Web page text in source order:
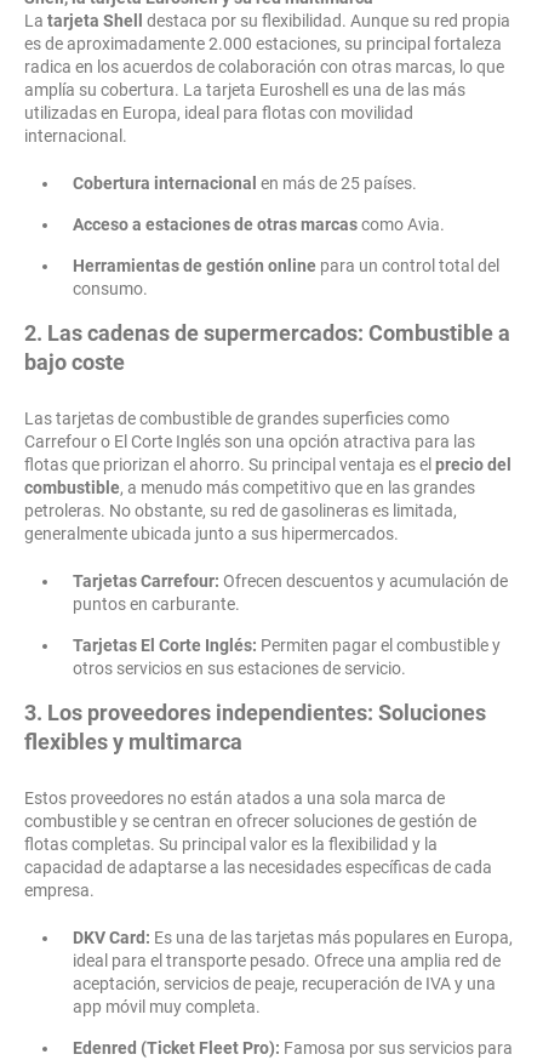
La tarjeta Shell
destaca por su flexibilidad. Aunque su red propia
es de aproximadamente 2.000 estaciones, su principal fortaleza
radica en los acuerdos de colaboración con otras marcas, lo que
amplía su cobertura. La tarjeta Euroshell es una de las más
utilizadas en Europa, ideal para flotas con movilidad
internacional.
Cobertura internacional en más de 25 países.
Acceso a estaciones de otras marcascomo Avia.
Herramientas de gestión online para un control total del
consumo.
2. Las cadenas de supermercados: Combustible a
bajo coste
Las tarjetas de combustible de grandes superficies como
Carrefour o El Corte Inglés son una opción atractiva para las
flotas que priorizan el ahorro. Su principal ventaja es el precio del
combustible, a menudo más competitivo que en las grandes
petroleras. No obstante, su red de gasolineras es limitada,
generalmente ubicada junto a sus hipermercados.
Tarjetas Carrefour: Ofrecen descuentos y acumulación de
puntos en carburante.
Tarjetas El Corte Inglés: Permiten pagar el combustible y
otros servicios en sus estaciones de servicio.
3. Los proveedores independientes: Soluciones
flexibles y multimarca
Estos proveedores no están atados a una sola marca de
combustible y se centran en ofrecer soluciones de gestión de
flotas completas. Su principal valor es la flexibilidad y la
capacidad de adaptarse a las necesidades específicas de cada
empresa.
DKV Card: Es una de las tarjetas más populares en Europa,
ideal para el transporte pesado. Ofrece una amplia red de
aceptación, servicios de peaje, recuperación de IVA y una
app móvil muy completa.
Edenred (Ticket Fleet Pro): Famosa por sus servicios para